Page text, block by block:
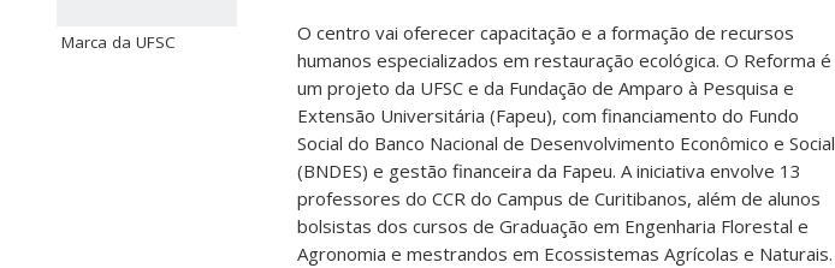
Marca da UFSC
O centro vai oferecer capacitação e a formação de recursos
humanos especializados em restauração ecológica. O Reforma é
um projeto da UFSC e da Fundação de Amparo à Pesquisa e
Extensão Universitária (Fapeu), com financiamento do Fundo
Social do Banco Nacional de Desenvolvimento Econômico e Social
(BNDES) e gestão financeira da Fapeu. A iniciativa envolve 13
professores do CCR do Campus de Curitibanos, além de alunos
bolsistas dos cursos de Graduação em Engenharia Florestal e
Agronomia e mestrandos em Ecossistemas Agrícolas e Naturais.